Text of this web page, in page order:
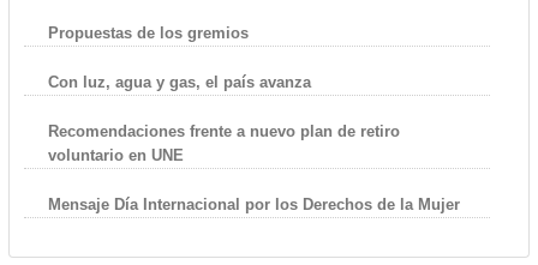
Propuestas de los gremios
Con luz, agua y gas, el país avanza
Recomendaciones frente a nuevo plan de retiro
voluntario en UNE
Mensaje Día Internacional por los Derechos de la Mujer